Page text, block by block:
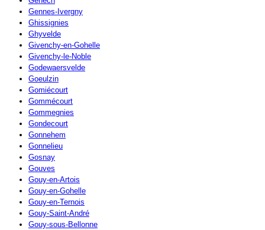
Gennes-Ivergny
Ghissignies
Ghyvelde
Givenchy-en-Gohelle
Givenchy-le-Noble
Godewaersvelde
Goeulzin
Gomiécourt
Gommécourt
Gommegnies
Gondecourt
Gonnehem
Gonnelieu
Gosnay
Gouves
Gouy-en-Artois
Gouy-en-Gohelle
Gouy-en-Ternois
Gouy-Saint-André
Gouy-sous-Bellonne